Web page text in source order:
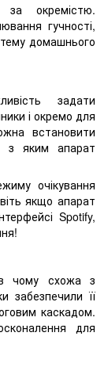
окремістю.
гучності,
домашнього
задати
і окремо для
встановити
з яким апарат
очікування
якщо апарат
Spotify,
чому схожа з
забезпечили її
каскадом.
для